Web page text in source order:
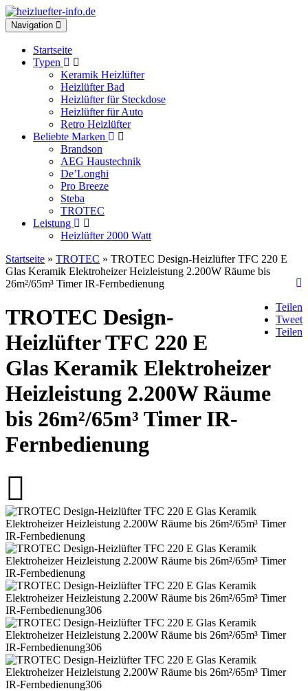
Toggle
navigation
Navigation
Startseite
Typen
Keramik Heizlüfter
Heizlüfter Bad
Heizlüfter für Steckdose
Heizlüfter für Auto
Retro Heizlüfter
Beliebte Marken
Brandson
AEG Haustechnik
De’Longhi
Pro Breeze
Steba
TROTEC
Leistung
Heizlüfter 2000 Watt
Startseite » TROTEC » TROTEC Design-Heizlüfter TFC 220 E
Glas Keramik Elektroheizer Heizleistung 2.200W Räume bis
26m²/65m³ Timer IR-Fernbedienung
Teilen
Tweet
Teilen
TROTEC Design-
Heizlüfter TFC 220 E
Glas Keramik Elektroheizer
Heizleistung 2.200W Räume
bis 26m²/65m³ Timer IR-
Fernbedienung